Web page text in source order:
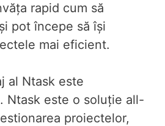
rapid cum să
pot începe să își
mai eficient.
al Ntask este
Ntask este o soluție all-
proiectelor,